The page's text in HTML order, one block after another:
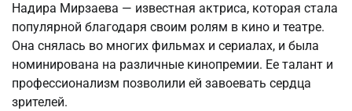
Надира Мирзаева — известная актриса, которая стала
популярной благодаря своим ролям в кино и театре.
Она снялась во многих фильмах и сериалах, и была
номинирована на различные кинопремии. Ее талант и
профессионализм позволили ей завоевать сердца
зрителей.